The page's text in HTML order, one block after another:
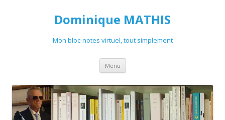
Dominique MATHIS
Mon bloc-notes virtuel, tout simplement
Menu Aller
contenu